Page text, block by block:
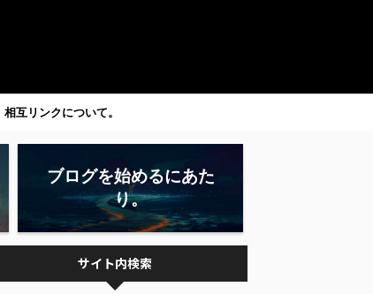
相互リンクについて。
ブログを始めるにあた
り。
サイト内検索